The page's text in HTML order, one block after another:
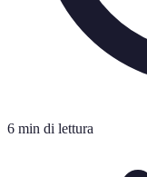
6 min di lettura